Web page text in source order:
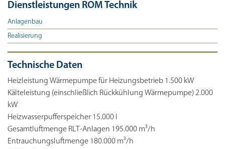
Dienstleistungen ROM Technik
Anlagenbau
Realisierung
Technische Daten
Heizleistung Wärmepumpe für Heizungsbetrieb 1.500 kW
Kälteleistung (einschließlich Rückkühlung Wärmepumpe) 2.000
kW
Heizwasserpufferspeicher 15.000 l
Gesamtluftmenge RLT-Anlagen 195.000 m³/h
Entrauchungsluftmenge 180.000 m³/h